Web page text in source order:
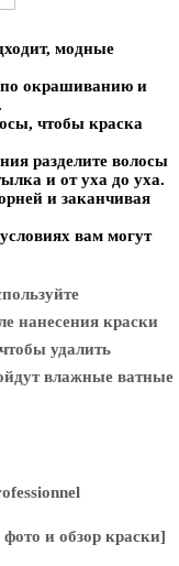
модные
по окрашиванию и
чтобы краска
разделите волосы
и от уха до уха.
и заканчивая
вам могут
нанесения краски
удалить
влажные ватные